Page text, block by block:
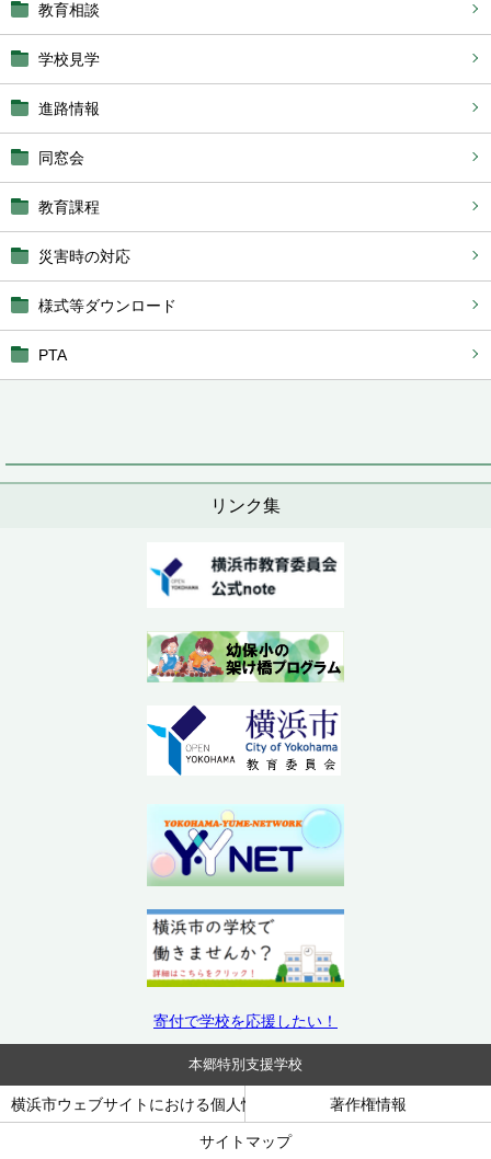
教育相談
学校見学
進路情報
同窓会
教育課程
災害時の対応
様式等ダウンロード
PTA
リンク集
寄付で学校を応援したい！
本郷特別支援学校
横浜市ウェブサイトにおける個人情報の取り扱い著作権情報
サイトマップ